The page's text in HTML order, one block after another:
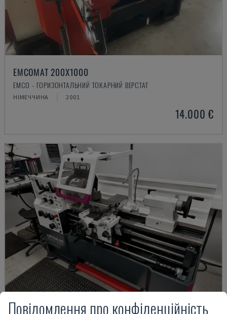
EMCOMAT 200X1000
EMCO - ГОРИЗОНТАЛЬНИЙ ТОКАРНИЙ ВЕРСТАТ
НІМЕЧЧИНА 2001
14.000 €
Повідомлення про конфіденційність